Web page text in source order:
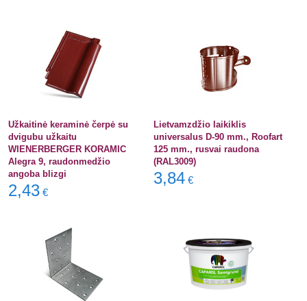
Užkaitinė keraminė čerpė su
dvigubu užkaitu
WIENERBERGER KORAMIC
Alegra 9, raudonmedžio
angoba blizgi
2,43 €
Lietvamzdžio laikiklis
universalus D-90 mm., Roofart
125 mm., rusvai raudona
(RAL3009)
3,84 €